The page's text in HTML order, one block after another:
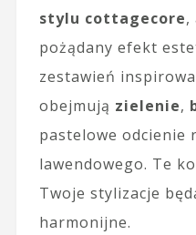
stylu cottagecore,
pożądany efekt
zestawień
obejmują zielenie,
pastelowe odcienie
lawendowego. Te
Twoje stylizacje
harmonijne.